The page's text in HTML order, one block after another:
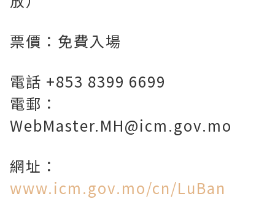
票價：免費入場
電話 +853 8399 6699
電郵：
WebMaster.MH@icm.gov.mo
網址：
www.icm.gov.mo/cn/LuBan